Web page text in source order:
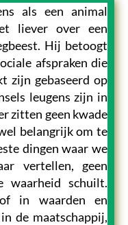
als een animal
liever over een
Hij betoogt
afspraken die
zijn gebaseerd op
leugens zijn in
zitten geen kwade
belangrijk om te
dingen waar we
vertellen, geen
waarheid schuilt.
in waarden en
de maatschappij,